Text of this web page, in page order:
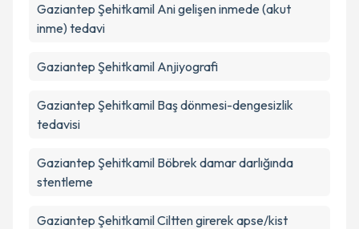
Gaziantep Şehitkamil Ani gelişen inmede (akut
inme) tedavi
Gaziantep Şehitkamil Anjiyografi
Gaziantep Şehitkamil Baş dönmesi-dengesizlik
tedavisi
Gaziantep Şehitkamil Böbrek damar darlığında
stentleme
Gaziantep Şehitkamil Ciltten girerek apse/kist